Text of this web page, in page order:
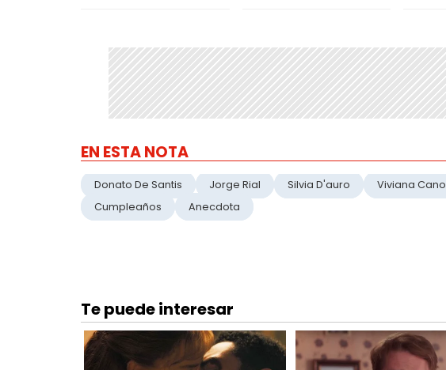
EN ESTA NOTA
Donato De Santis Jorge Rial Silvia D'auro Viviana
Cumpleaños
Anecdota